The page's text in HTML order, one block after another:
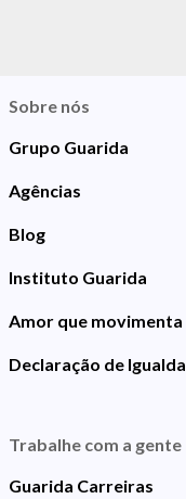
Sobre nós
Grupo Guarida
Agências
Blog
Instituto Guarida
Amor que movimenta
Declaração de
Trabalhe com a gente
Guarida Carreiras